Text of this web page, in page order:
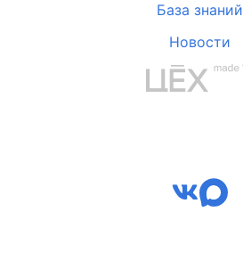
База знаний
Новости